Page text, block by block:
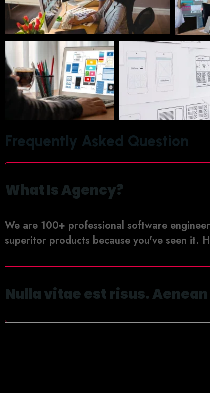
Frequently Asked Question
WhatIsAgency?
We are 100+ professional software
superitor products because you've seen it.
Nullavitaeestrisus.Aenean